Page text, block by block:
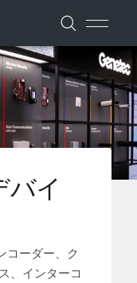
バイ
コーダー、ク
、インターコ